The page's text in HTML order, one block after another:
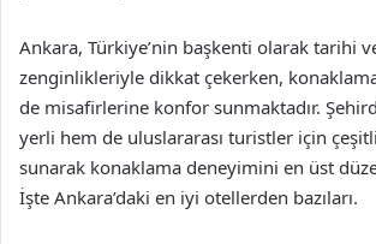
Ankara, Türkiye’nin başkenti olarak tarihi
zenginlikleriyle dikkat çekerken,
de misafirlerine konfor sunmaktadır.
yerli hem de uluslararası turistler için
sunarak konaklama deneyimini en üst
İşte Ankara’daki en iyi otellerden bazıları.